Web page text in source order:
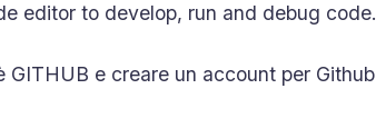
editor to develop, run and debug code.
GITHUB e creare un account per Github